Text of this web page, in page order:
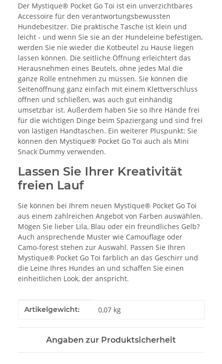
Der Mystique® Pocket Go Toi ist ein unverzichtbares
Accessoire für den verantwortungsbewussten
Hundebesitzer. Die praktische Tasche ist klein und
leicht - und wenn Sie sie an der Hundeleine befestigen,
werden Sie nie wieder die Kotbeutel zu Hause liegen
lassen können. Die seitliche Öffnung erleichtert das
Herausnehmen eines Beutels, ohne jedes Mal die
ganze Rolle entnehmen zu müssen. Sie können die
Seitenöffnung ganz einfach mit einem Klettverschluss
öffnen und schließen, was auch gut einhändig
umsetzbar ist. Außerdem haben Sie so Ihre Hände frei
für die wichtigen Dinge beim Spaziergang und sind frei
von lästigen Handtaschen. Ein weiterer Pluspunkt: Sie
können den Mystique® Pocket Go Toi auch als Mini
Snack Dummy verwenden.
Lassen Sie Ihrer Kreativität
freien Lauf
Sie können bei Ihrem neuen Mystique® Pocket Go Toi
aus einem zahlreichen Angebot von Farben auswählen.
Mögen Sie lieber Lila, Blau oder ein freundliches Gelb?
Auch ansprechende Muster wie Camouflage oder
Camo-forest stehen zur Auswahl. Passen Sie Ihren
Mystique® Pocket Go Toi farblich an das Geschirr und
die Leine Ihres Hundes an und schaffen Sie einen
einheitlichen Look, der anspricht.
Produkteigenschaft
Wert
Artikelgewicht: 0,07 kg
Angaben zur Produktsicherheit